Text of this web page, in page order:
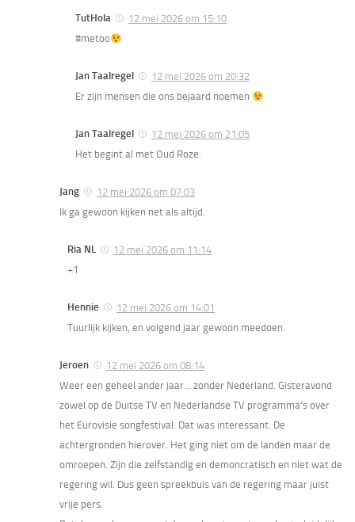
TutHola
12 mei 2026 om 15:10
#metoo
Jan Taalregel
12 mei 2026 om 20:32
Er zijn mensen die ons bejaard noemen
Jan Taalregel
12 mei 2026 om 21:05
Het begint al met Oud Roze.
Jang
12 mei 2026 om 07:03
Ik ga gewoon kijken net als altijd.
Ria NL
12 mei 2026 om 11:14
+1
Hennie
12 mei 2026 om 14:01
Tuurlijk kijken, en volgend jaar gewoon meedoen.
Jeroen
12 mei 2026 om 08:14
Weer een geheel ander jaar… zonder Nederland. Gisteravond
zowel op de Duitse TV en Nederlandse TV programma’s over
het Eurovisie songfestival. Dat was interessant. De
achtergronden hierover. Het ging niet om de landen maar de
omroepen. Zijn die zelfstandig en demoncratisch en niet wat de
regering wil. Dus geen spreekbuis van de regering maar juist
vrije pers.